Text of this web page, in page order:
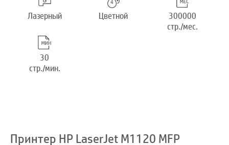
Лазерный Цветной
300000
стр./мес.
30
стр./мин.
Принтер HP LaserJet M1120 MFP